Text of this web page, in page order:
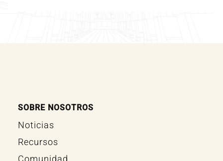
SOBRE NOSOTROS
Noticias
Recursos
Comunidad